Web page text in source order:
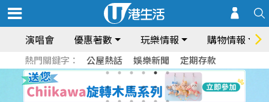
演唱會 優惠著數 玩樂情報 購物情報
熱門關鍵字： 公屋熱話 娛樂新聞 定期存款